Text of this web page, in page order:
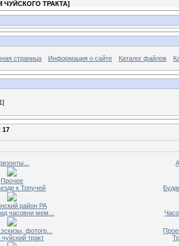
ТРАКТА]
страница Информация о сайте Каталог файлов
17
Прочее
к Топучей
район РА
часовни мем...
фотогр...
тракт